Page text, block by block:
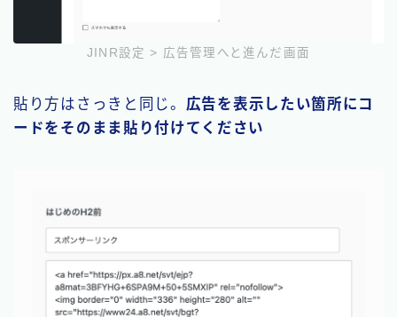
JINR設定 > 広告管理へと進んだ画面
貼り方はさっきと同じ。 広告を表示したい箇所にコ
ードをそのまま貼り付けてください